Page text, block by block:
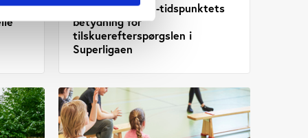
idræt
Kampdagens og -tidspunktets
betydning for
tilskuerefterspørgslen i
Superligaen